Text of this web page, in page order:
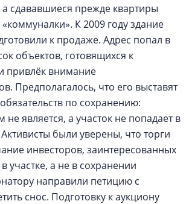
сдававшиеся прежде квартиры
К 2009 году здание
к продаже. Адрес попал в
объектов, готовящихся к
привлёк внимание
Предполагалось, что его выставят
по сохранению:
является, а участок не попадает в
были уверены, что торги
инвесторов, заинтересованных
участке, а не в сохранении
направили петицию с
снос. Подготовку к аукциону